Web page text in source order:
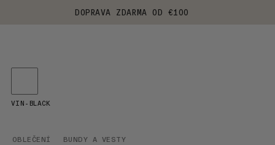
DOPRAVA ZDARMA OD €100
OBLEČENÍ BUNDY A VESTY
VIN-BLACK